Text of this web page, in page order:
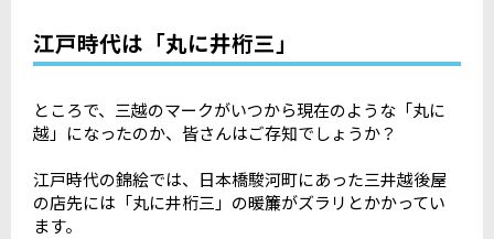
江戸時代は「丸に井桁三」
ところで、三越のマークがいつから現在のような「丸に
越」になったのか、皆さんはご存知でしょうか？
江戸時代の錦絵では、日本橋駿河町にあった三井越後屋
の店先には「丸に井桁三」の暖簾がズラリとかかってい
ます。